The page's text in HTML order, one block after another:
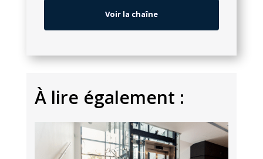
Voir la chaîne
Àlire également :